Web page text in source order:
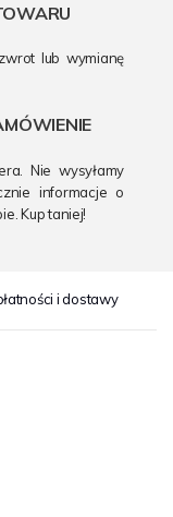
lub wymianę
Nie wysyłamy
informacje o
Kup taniej!
i dostawy